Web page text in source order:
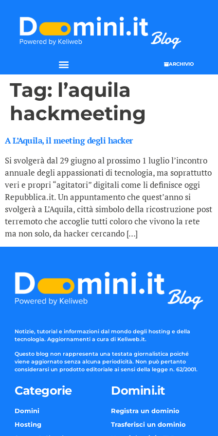
ARCHIVIO
Tag: l’aquila
hackmeeting
A L’Aquila, il meeting degli hacker
Si svolgerà dal 29 giugno al prossimo 1 luglio l’incontro
annuale degli appassionati di tecnologia, ma soprattutto
veri e propri “agitatori” digitali come li definisce oggi
Repubblica.it. Un appuntamento che quest’anno si
svolgerà a L’Aquila, città simbolo della ricostruzione post
terremoto che accoglie tutti coloro che vivono la rete
ma non solo, da hacker cercando […]
Notizie, tutorial e informazioni dal mondo degli hosting e della
tecnologia. Aggiornamenti a cura di Keliweb.it.
Questo blog non rappresenta una testata giornalistica poiché
viene aggiornato senza alcuna periodicità. Non può pertanto
considerarsi un prodotto editoriale ai sensi della legge n. 62/2001.
Categorie
Domini
Hosting
Domini.it
Registra un dominio
Trasferisci un dominio